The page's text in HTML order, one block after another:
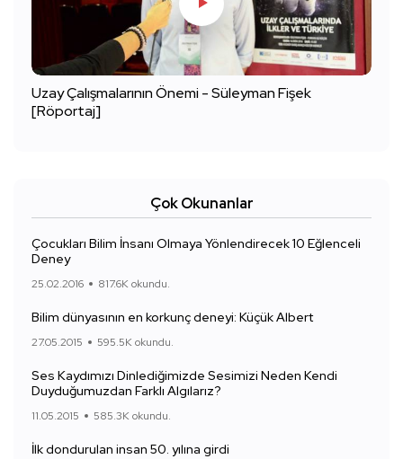
Uzay Çalışmalarının Önemi - Süleyman Fişek
[Röportaj]
Çok Okunanlar
Çocukları Bilim İnsanı Olmaya Yönlendirecek 10 Eğlenceli
Deney
25.02.2016 817.6K okundu.
Bilim dünyasının en korkunç deneyi: Küçük Albert
27.05.2015 595.5K okundu.
Ses Kaydımızı Dinlediğimizde Sesimizi Neden Kendi
Duyduğumuzdan Farklı Algılarız?
11.05.2015 585.3K okundu.
İlk dondurulan insan 50. yılına girdi